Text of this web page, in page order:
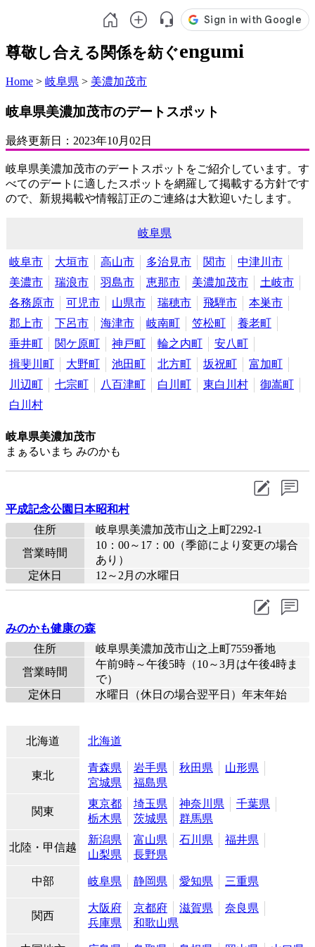
尊敬し合える関係を紡ぐengumi
Home > 岐阜県 > 美濃加茂市
岐阜県美濃加茂市のデートスポット
最終更新日： 2023年10月02日
岐阜県美濃加茂市のデートスポットをご紹介しています。す
べてのデートに適したスポットを網羅して掲載する方針です
ので、新規掲載や情報訂正のご連絡は大歓迎いたします。
岐阜県
岐阜市 大垣市 高山市 多治見市 関市
中津川市
美濃市
瑞浪市 羽島市 恵那市 美濃加茂市
土岐市
各務原市
可児市 山県市 瑞穂市 飛騨市
本巣市
郡上市
下呂市 海津市 岐南町 笠松町
養老町
垂井町
関ケ原町 神戸町 輪之内町
安八町
揖斐川町
大野町 池田町 北方町 坂祝町
富加町
川辺町
七宗町 八百津町 白川町 東白川村
御嵩町
白川村
岐阜県美濃加茂市
まぁるいまち みのかも
平成記念公園日本昭和村
住所
岐阜県美濃加茂市山之上町2292-1
営業時間
10：00～17：00（季節により変更の場合
あり）
定休日
12～2月の水曜日
みのかも健康の森
住所
岐阜県美濃加茂市山之上町7559番地
営業時間
午前9時～午後5時（10～3月は午後4時ま
で）
定休日
水曜日（休日の場合翌平日）年末年始
北海道 北海道
東北
青森県 岩手県 秋田県
山形県
宮城県
福島県
関東
東京都 埼玉県 神奈川県
千葉県
栃木県
茨城県 群馬県
北陸・甲信越
新潟県 富山県 石川県
福井県
山梨県
長野県
中部 岐阜県 静岡県 愛知県 三重県
関西
大阪府 京都府 滋賀県
奈良県
兵庫県
和歌山県